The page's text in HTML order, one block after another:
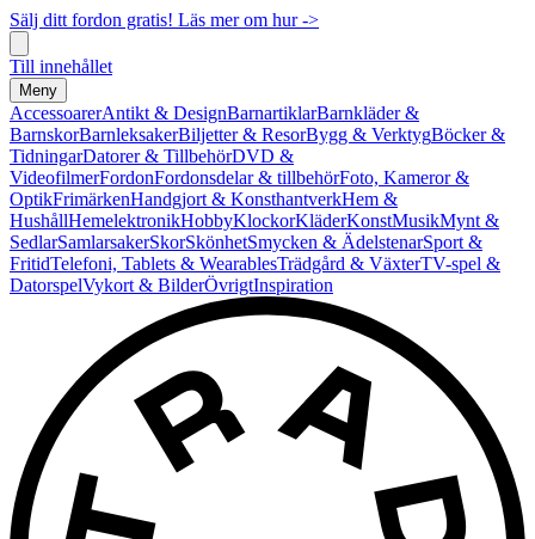
Sälj ditt fordon gratis! Läs mer om hur ->
Till innehållet
Meny
AccessoarerAntikt & DesignBarnartiklarBarnkläder &
BarnskorBarnleksakerBiljetter & ResorBygg & VerktygBöcker &
TidningarDatorer & TillbehörDVD &
VideofilmerFordonFordonsdelar & tillbehörFoto, Kameror &
OptikFrimärkenHandgjort & KonsthantverkHem &
HushållHemelektronikHobbyKlockorKläderKonstMusikMynt &
SedlarSamlarsakerSkorSkönhetSmycken & ÄdelstenarSport &
FritidTelefoni, Tablets & WearablesTrädgård & VäxterTV-spel &
DatorspelVykort & BilderÖvrigtInspiration